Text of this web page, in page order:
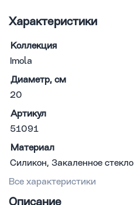
Характеристики
Коллекция
Imola
Диаметр, см
20
Артикул
51091
Материал
Силикон, Закаленное стекло
Все характеристики